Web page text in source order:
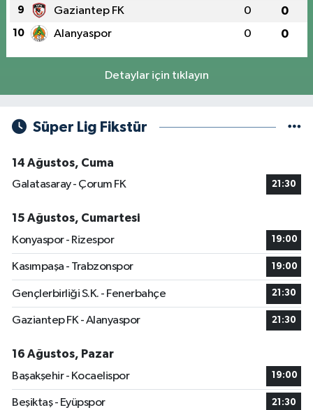
9 Gaziantep FK 0 0
10 Alanyaspor 0 0
Detaylar için tıklayın
Süper Lig Fikstür
14 Ağustos, Cuma
Galatasaray - Çorum FK
21:30
15 Ağustos, Cumartesi
Konyaspor - Rizespor
19:00
Kasımpaşa - Trabzonspor 19:00
Gençlerbirliği S.K. - Fenerbahçe 21:30
Gaziantep FK - Alanyaspor 21:30
16 Ağustos, Pazar
Başakşehir - Kocaelispor
19:00
Beşiktaş - Eyüpspor 21:30